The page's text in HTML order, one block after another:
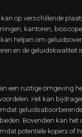
op verschillende
kantoren,
helpen om
en de geluidskwaliteit
een rustige omgeving
Het kan
Bovendien kan het
potentiële kopers of